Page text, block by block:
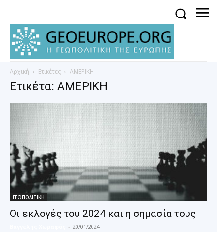
Αρχική Ετικέτες ΑΜΕΡΙΚΗ
Ετικέτα: ΑΜΕΡΙΚΗ
ΓΕΩΠΟΛΙΤΙΚΗ
Οι εκλογές του 2024 και η σημασία τους
- 20/01/2024